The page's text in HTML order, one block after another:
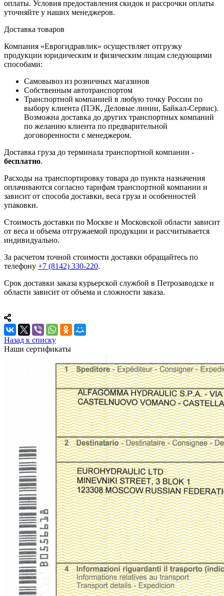
оплаты. Условия предоставления скидок и рассрочки оплаты
уточняйте у наших менеджеров.
Доставка товаров
Компания «Еврогидравлик» осуществляет отгрузку
продукции юридическим и физическим лицам следующими
способами:
Самовывоз из розничных магазинов
Собственным автотранспортом
Транспортной компанией в любую точку России по
выбору клиента (ПЭК, Деловые линии, Байкал-Сервис).
Возможна доставка до других транспортных компаний
по желанию клиента по предварительной
договоренности с менеджером.
Доставка груза до терминала транспортной компании -
бесплатно.
Расходы на транспортировку товара до пункта назначения
оплачиваются согласно тарифам транспортной компании и
зависит от способа доставки, веса груза и особенностей
упаковки.
Стоимость доставки по Москве и Московской области зависит
от веса и объема отгружаемой продукции и рассчитывается
индивидуально.
За расчетом точной стоимости доставки обращайтесь по
телефону +7 (8142) 330-220.
Срок доставки заказа курьерской службой в Петрозаводске и
области зависит от объема и сложности заказа.
Назад к списку
Наши сертификаты